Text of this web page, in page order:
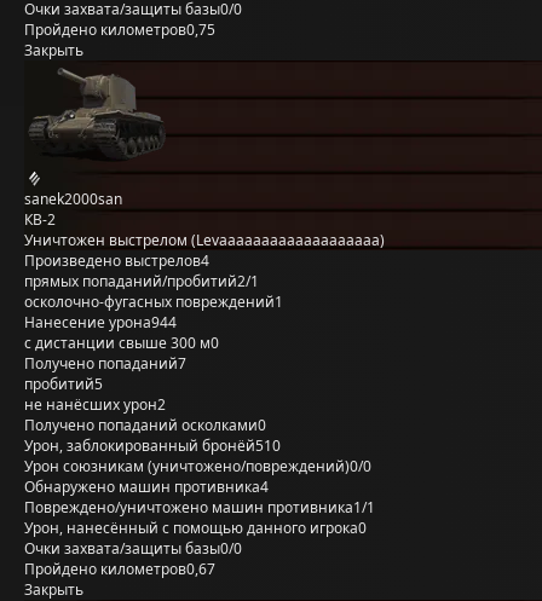
Очки захвата/защиты базы0/0
Пройдено километров0,75
Закрыть
sanek2000san
КВ-2
Уничтожен выстрелом (Levaaaaaaaaaaaaaaaaaaa)
Произведено выстрелов4
прямых попаданий/пробитий2/1
осколочно-фугасных повреждений1
Нанесение урона944
с дистанции свыше 300 м0
Получено попаданий7
пробитий5
не нанёсших урон2
Получено попаданий осколками0
Урон, заблокированный бронёй510
Урон союзникам (уничтожено/повреждений)0/0
Обнаружено машин противника4
Повреждено/уничтожено машин противника1/1
Урон, нанесённый с помощью данного игрока0
Очки захвата/защиты базы0/0
Пройдено километров0,67
Закрыть